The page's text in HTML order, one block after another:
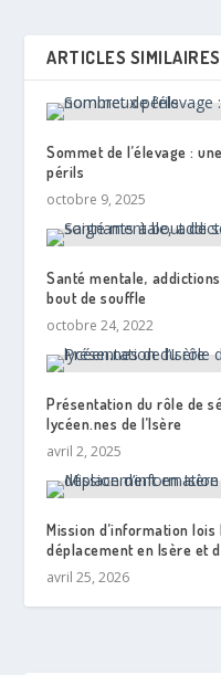
ARTICLES SIMILAIRES
Sommet de l’élevage :
périls
octobre 9, 2025
Santé mentale,
bout de souffle
octobre 24, 2022
Présentation du rôle de
lycéen.nes de l’Isère
avril 2, 2025
Mission d’information
déplacement en Isère et
avril 25, 2026